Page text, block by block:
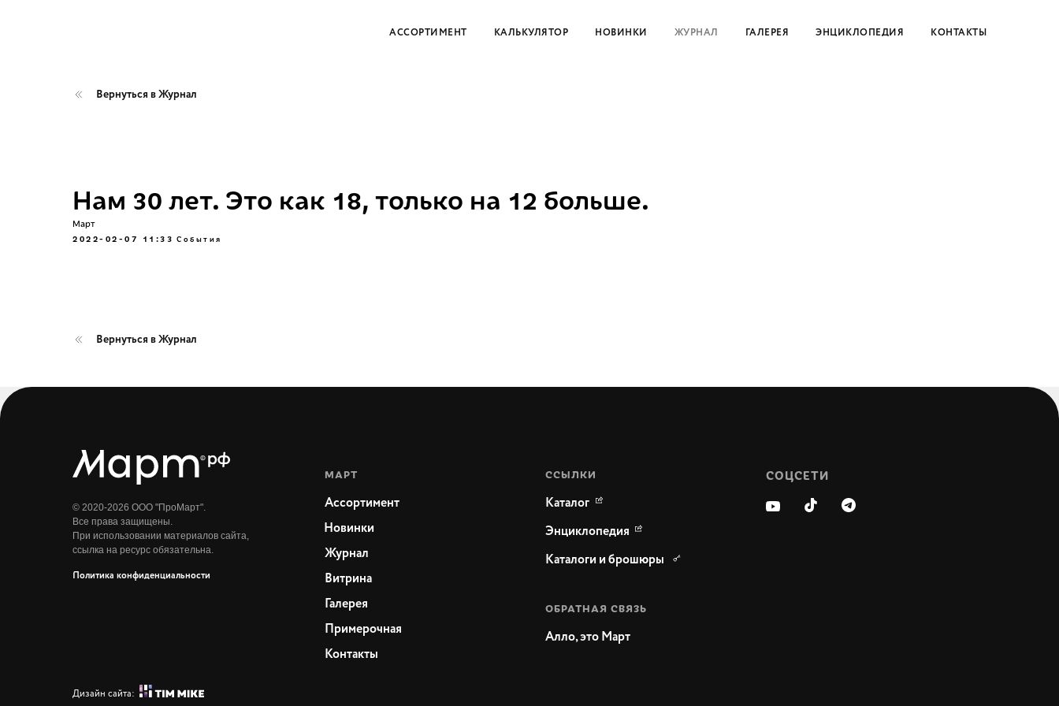
АССОРТИМЕНТ КАЛЬКУЛЯТОР НОВИНКИ ЖУРНАЛ ГАЛЕРЕЯ ЭНЦИКЛОПЕДИЯ КОНТАКТЫ
Вернуться в Журнал
Нам 30 лет. Это как 18, только на 12 больше.
Март
2022-02-07 11:33 События
Вернуться в Журнал
ССЫЛКИ
МАРТ
© 2020-2026 ООО "ПроМарт".
Все права защищены.
При использовании материалов сайта,
ссылка на ресурс обязательна.
Ассортимент
Новинки
Журнал
Витрина
Галерея
Энциклопедия
ОБРАТНАЯ СВЯЗЬ
Политика конфиденциальности
Примерочная
Контакты
Каталог
Дизайн сайта:
СОЦСЕТИ
Каталоги и брошюры
Алло, это Март